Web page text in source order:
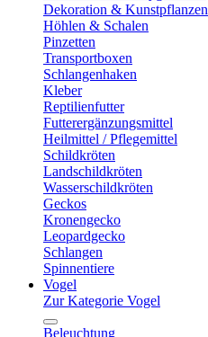
Dekoration & Kunstpflanzen
Höhlen & Schalen
Pinzetten
Transportboxen
Schlangenhaken
Kleber
Reptilienfutter
Futterergänzungsmittel
Heilmittel / Pflegemittel
Schildkröten
Landschildkröten
Wasserschildkröten
Geckos
Kronengecko
Leopardgecko
Schlangen
Spinnentiere
Vogel
Zur Kategorie Vogel
Beleuchtung